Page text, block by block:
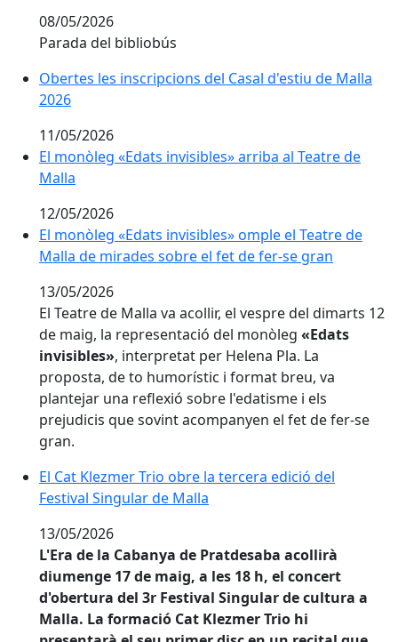
08/05/2026
Parada del bibliobús
Obertes les inscripcions del Casal d'estiu de Malla
Obertes les inscripcions del Casal d'estiu de Malla
2026
11/05/2026
El monòleg «Edats invisibles» arriba al Teatre de
El monòleg «Edats invisibles» arriba al Teatre de
Malla
12/05/2026
El monòleg «Edats invisibles» omple el Teatre de
El monòleg «Edats invisibles» omple el Teatre de
Malla de mirades sobre el fet de fer-se gran
13/05/2026
El Teatre de Malla va acollir, el vespre del dimarts 12
de maig, la representació del monòleg «Edats
invisibles», interpretat per Helena Pla. La
proposta, de to humorístic i format breu, va
plantejar una reflexió sobre l'edatisme i els
prejudicis que sovint acompanyen el fet de fer-se
gran.
El Cat Klezmer Trio obre la tercera edició del Festival
El Cat Klezmer Trio obre la tercera edició del
Festival Singular de Malla
13/05/2026
L'Era de la Cabanya de Pratdesaba acollirà
diumenge 17 de maig, a les 18 h, el concert
d'obertura del 3r Festival Singular de cultura a
Malla. La formació Cat Klezmer Trio hi